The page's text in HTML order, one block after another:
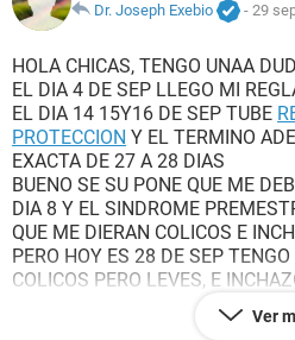
SEXUALIDAD
GLOSARIO
Dr. Joseph Exebio
- 29
HOLA CHICAS, TENGO UNAA
EL DIA 4 DE SEP LLEGO MI
EL DIA 14 15Y16 DE SEP TUBE
PROTECCION Y EL TERMINO
EXACTA DE 27 A 28 DIAS
BUENO SE SU PONE QUE ME
DIA 8 Y EL SINDROME
QUE ME DIERAN COLICOS E
PERO HOY ES 28 DE SEP
COLICOS PERO LEVES, E
MOLESTIA EN LOS PECHOS,
LIQUIDO BLANCO DE LOS
Ver